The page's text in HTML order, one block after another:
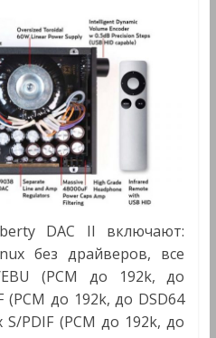
DAC II включают:
без драйверов, все
EBU (PCM до 192k, до
(PCM до 192k, до DSD64
S/PDIF (PCM до 192k, до